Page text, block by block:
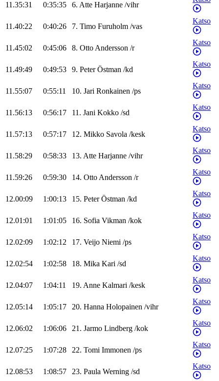
11.35:31 0:35:35 6. Atte Harjanne /vihr
11.40:22 0:40:26 7. Timo Furuholm /vas
Katso
11.45:02 0:45:06 8. OttoAndersson /r
Katso
11.49:49 0:49:53 9. Peter Östman /kd
Katso
11.55:07 0:55:11 10. Jari Ronkainen /ps
Katso
11.56:13 0:56:17 11. Jani Kokko /sd
Katso
11.57:13 0:57:17 12. Mikko Savola /kesk
Katso
11.58:29 0:58:33 13. Atte Harjanne /vihr
Katso
11.59:26 0:59:30 14. OttoAndersson /r
Katso
12.00:09 1:00:13 15. Peter Östman /kd
Katso
12.01:01 1:01:05 16. Sofia Vikman /kok
Katso
12.02:09 1:02:12 17. Veijo Niemi /ps
Katso
12.02:54 1:02:58 18. Mika Kari /sd
Katso
12.04:07 1:04:11 19. Anne Kalmari /kesk
Katso
12.05:14 1:05:17 20. Hanna Holopainen /vihr
Katso
12.06:02 1:06:06 21. Jarmo Lindberg /kok
Katso
12.07:25 1:07:28 22. Tomi Immonen /ps
Katso
12.08:53 1:08:57 23. Paula Werning /sd
Katso